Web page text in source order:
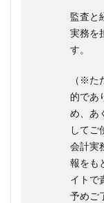
監査と
実務を
す。
（※た
的であ
め、あ
してご
会計実
報をも
イトで
予めご